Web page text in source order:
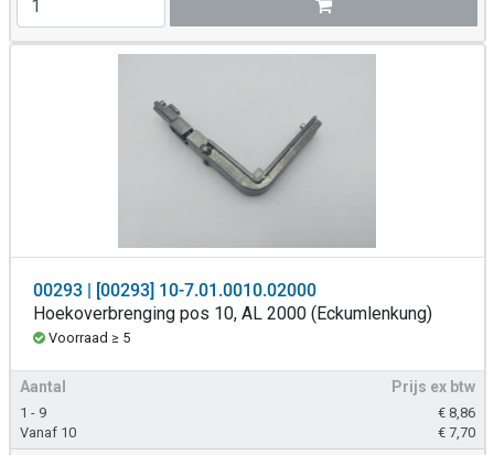
00293 | [00293] 10-7.01.0010.02000
Hoekoverbrenging pos 10, AL 2000 (Eckumlenkung)
Voorraad ≥ 5
Aantal Prijs ex btw
1 - 9 € 8,86
Vanaf 10
€ 7,70